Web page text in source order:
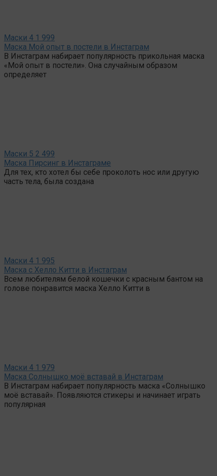
Маски 4 1 999
Маска Мой опыт в постели в Инстаграм
В Инстаграм набирает популярность прикольная маска
«Мой опыт в постели». Она случайным образом
определяет
Маски 5 2 499
Маска Пирсинг в Инстаграме
Для тех, кто хотел бы себе проколоть нос или другую
часть тела, была создана
Маски 4 1 995
Маска с Хелло Китти в Инстаграм
Всем любителям белой кошечки с красным бантом на
голове понравится маска Хелло Китти в
Маски 4 1 979
Маска Солнышко моё вставай в Инстаграм
В Инстаграм набирает популярность маска «Солнышко
моё вставай». Появляются стикеры и начинает играть
популярная